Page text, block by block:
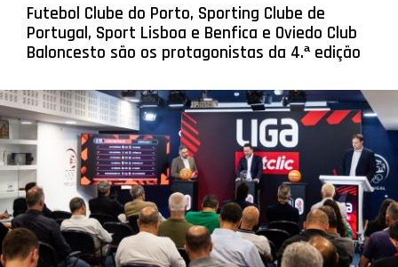
Futebol Clube do Porto, Sporting Clube de
Portugal, Sport Lisboa e Benfica e Oviedo Club
Baloncesto são os protagonistas da 4.ª edição